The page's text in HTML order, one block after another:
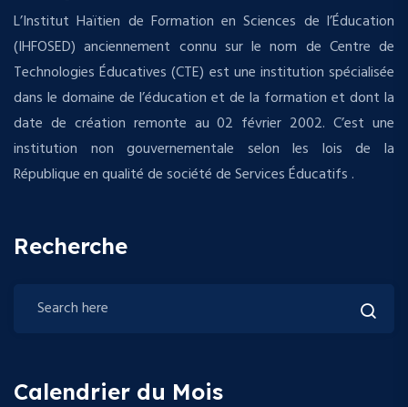
L’Institut Haïtien de Formation en Sciences de l’Éducation
(IHFOSED) anciennement connu sur le nom de Centre de
Technologies Éducatives (CTE) est une institution spécialisée
dans le domaine de l’éducation et de la formation et dont la
date de création remonte au 02 février 2002. C’est une
institution non gouvernementale selon les lois de la
République en qualité de société de Services Éducatifs .
Recherche
Calendrier du Mois